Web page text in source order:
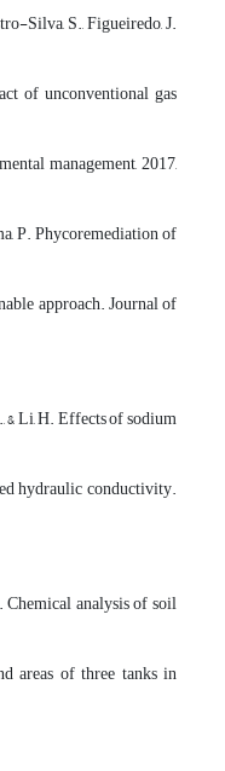
Silva, S., Figueiredo, J.
of unconventional gas
management, 2017,
P. Phycoremediation of
approach. Journal of
& Li, H. Effects of sodium
hydraulic conductivity.
Chemical analysis of soil
areas of three tanks in